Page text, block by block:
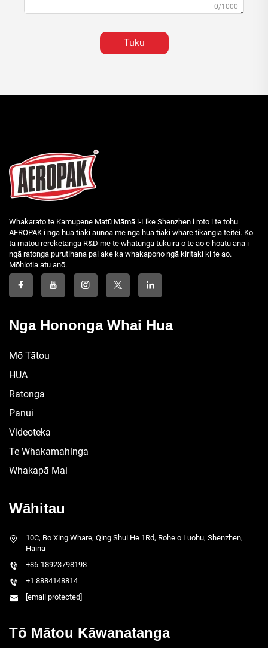
0/1000
Tuku
Whakarato te Kamupene Matū Māmā i-Like Shenzhen i roto i te tohu
AEROPAK i ngā hua tiaki aunoa me ngā hua tiaki whare tikangia teitei. Ko
tā mātou rerekētanga R&D me te whatunga tukuira o te ao e hoatu ana i
ngā ratonga purutihana pai ake ka whakapono ngā kiritaki ki te ao.
Mōhiotia atu anō.
Nga Hononga Whai Hua
Mō Tātou
HUA
Ratonga
Panui
Videoteka
Te Whakamahinga
Whakapā Mai
Wāhitau
10C, Bo Xing Whare, Qing Shui He 1Rd, Rohe o Luohu, Shenzhen,
Haina
+86-18923798198
+1 8884148814
[email protected]
Tō Mātou Kāwanatanga